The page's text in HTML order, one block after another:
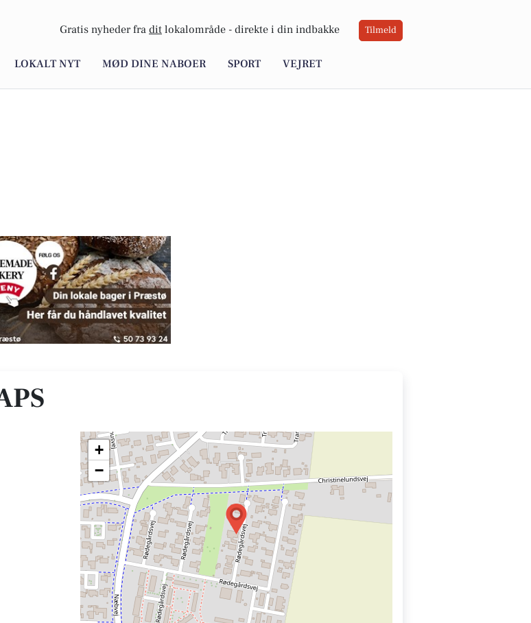
Gratis nyheder fra dit lokalområde - direkte i din indbakke Tilmeld
LOKALT NYT MØD DINE NABOER SPORT VEJRET
+
−